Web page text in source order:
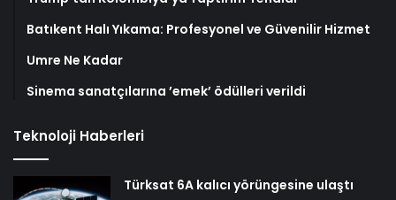
Batıkent Halı Yıkama: Profesyonel ve Güvenilir Hizmet
Umre Ne Kadar
Sinema sanatçılarına ’emek’ ödülleri verildi
Teknoloji Haberleri
Türksat 6A kalıcı yörüngesine ulaştı